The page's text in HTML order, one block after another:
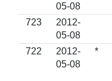
05-08
723
2012-
05-08
722
2012-
05-08
*